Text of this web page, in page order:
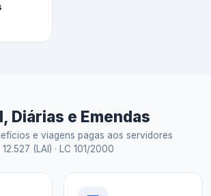
Diárias e Emendas
e viagens pagas aos servidores
(LAI) · LC 101/2000